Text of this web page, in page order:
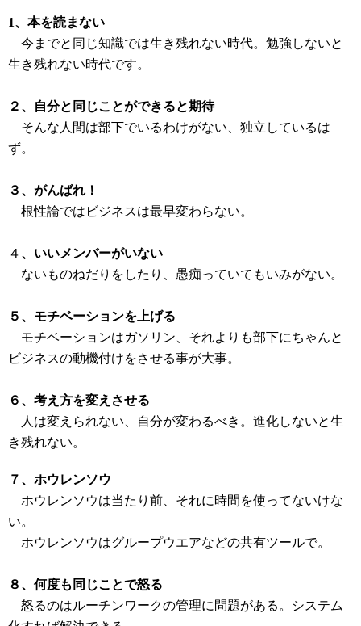
1、本を読まない
今までと同じ知識では生き残れない時代。勉強しないと
生き残れない時代です。
２、自分と同じことができると期待
そんな人間は部下でいるわけがない、独立しているは
ず。
３、がんばれ！
根性論ではビジネスは最早変わらない。
４ 、いいメンバーがいない
ないものねだりをしたり、愚痴っていてもいみがない。
５、モチベーションを上げる
モチベーションはガソリン、それよりも部下にちゃんと
ビジネスの動機付けをさせる事が大事。
６、考え方を変えさせる
人は変えられない、自分が変わるべき。進化しないと生
き残れない。
７、ホウレンソウ
ホウレンソウは当たり前、それに時間を使ってないけな
い。
ホウレンソウはグループウエアなどの共有ツールで。
８、何度も同じことで怒る
怒るのはルーチンワークの管理に問題がある。システム